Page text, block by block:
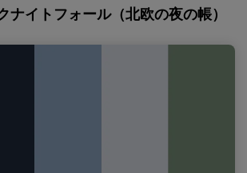
ナイトフォール（北欧の夜の帳）